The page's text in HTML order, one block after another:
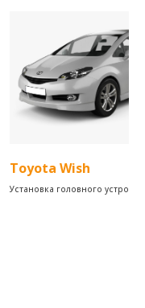
Toyota Wish
Установка головного